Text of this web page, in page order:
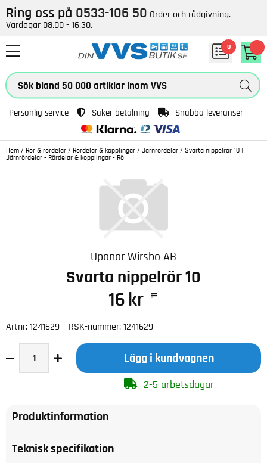
Ring oss på 0533-106 50 Order och rådgivning.
Vardagar 08.00 - 16.30.
0
Personlig service Säker betalning Snabba leveranser
Hem / Rör & rördelar / Rördelar & kopplingar / Järnrördelar / Svarta nippelrör 10 |
Järnrördelar - Rördelar & kopplingar - Rö
Uponor Wirsbo AB
Svarta nippelrör 10
16 kr
Artnr: 1241629 RSK-nummer: 1241629
Lägg i kundvagnen
2-5 arbetsdagar
Produktinformation
Teknisk specifikation